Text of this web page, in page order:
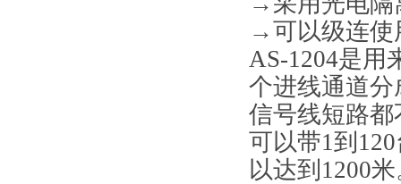
→可以级连使
AS-1204是用
个进线通道分
信号线短路都
可以带1到120
以达到1200米